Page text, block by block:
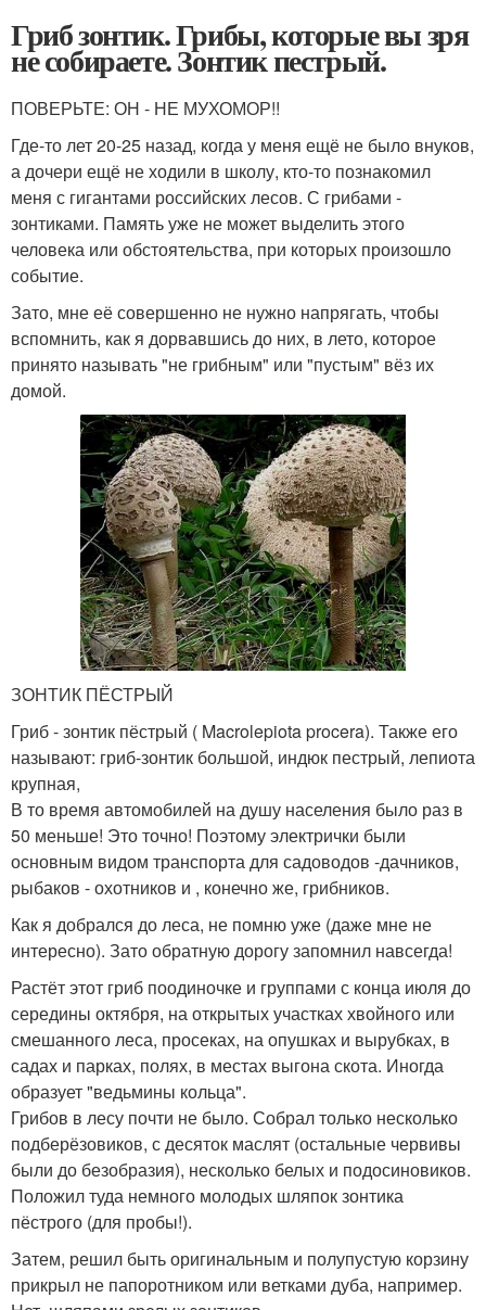
Гриб зонтик. Грибы, которые вы зря
не собираете. Зонтик пестрый.
ПОВЕРЬТЕ: ОН - НЕ МУХОМОР!!
Где-то лет 20-25 назад, когда у меня ещё не было внуков,
а дочери ещё не ходили в школу, кто-то познакомил
меня с гигантами российских лесов. С грибами -
зонтиками. Память уже не может выделить этого
человека или обстоятельства, при которых произошло
событие.
Зато, мне её совершенно не нужно напрягать, чтобы
вспомнить, как я дорвавшись до них, в лето, которое
принято называть "не грибным" или "пустым" вёз их
домой.
ЗОНТИК ПЁСТРЫЙ
Гриб - зонтик пёстрый ( Macrolepiota procera). Также его
называют: гриб-зонтик большой, индюк пестрый, лепиота
крупная,
В то время автомобилей на душу населения было раз в
50 меньше! Это точно! Поэтому электрички были
основным видом транспорта для садоводов -дачников,
рыбаков - охотников и , конечно же, грибников.
Как я добрался до леса, не помню уже (даже мне не
интересно). Зато обратную дорогу запомнил навсегда!
Растёт этот гриб поодиночке и группами с конца июля до
середины октября, на открытых участках хвойного или
смешанного леса, просеках, на опушках и вы­рубках, в
садах и парках, полях, в местах выгона скота. Иногда
образует "ведьмины кольца".
Грибов в лесу почти не было. Собрал только несколько
подберёзовиков, с десяток маслят (остальные червивы
были до безобразия), несколько белых и подосиновиков.
Положил туда немного молодых шляпок зонтика
пёстрого (для пробы!).
Затем, решил быть оригинальным и полупустую корзину
прикрыл не папоротником или ветками дуба, например.